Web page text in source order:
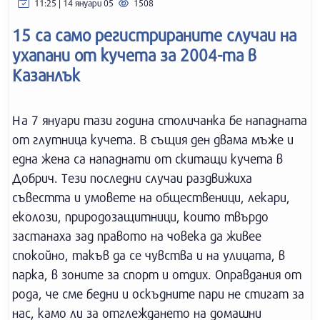
11:25 | 14 януари 05 1508
15 са само регистрираните случаи на
ухапани от кучета за 2004-та в
Казанлък
На 7 януари тази година столичанка бе нападната
от глутница кучета. В същия ден двама мъже и
една жена са нападнати от скитащи кучета в
Добрич. Тези последни случаи раздвижиха
съвестта и умовете на общественици, лекари,
еколози, природозащитници, които твърдо
застанаха зад правото на човека да живее
спокойно, такъв да се чувства и на улицата, в
парка, в зоните за спорт и отдих. Оправдания от
рода, че сме бедни и оскъдните пари не стигат за
нас, камо ли за отглеждането на домашни